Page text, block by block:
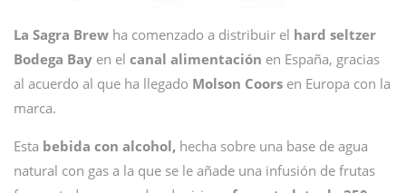
La Sagra Brew ha comenzado a distribuir el hard seltzer
Bodega Bay en el canal alimentación en España, gracias
al acuerdo al que ha llegado Molson Coors en Europa con la
marca.
Esta bebida con alcohol, hecha sobre una base de agua
natural con gas a la que se le añade una infusión de frutas